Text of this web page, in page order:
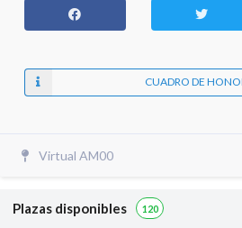
CUADRO DE
Virtual AM00
Plazas disponibles 120